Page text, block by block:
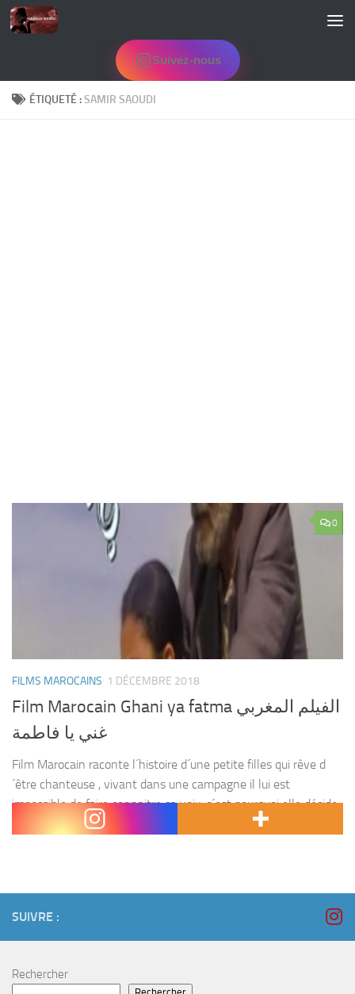
Skip to content
Suivez-nous
ÉTIQUETÉ :SAMIR SAOUDI
0
FILMS MAROCAINS 1 DÉCEMBRE 2018
Film Marocain Ghani ya fatma الفيلم المغربي
غني يا فاطمة
Film Marocain raconte l´histoire d´une petite filles qui rêve d
´être chanteuse , vivant dans une campagne il lui est
impossible de faire connaitre sa voix, c´est pourquoi elle décide
de voyager à Casablanca avec...
SUIVRE :
Rechercher